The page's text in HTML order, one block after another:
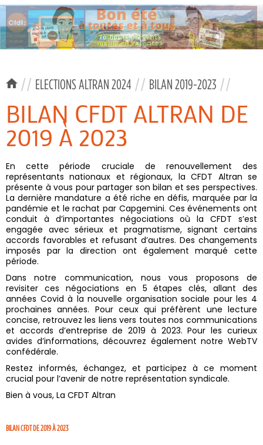
// ELECTIONS ALTRAN 2024 // BILAN 2019-2023 //
BILAN CFDT ALTRAN DE
2019 À 2023
En cette période cruciale de renouvellement des
représentants nationaux et régionaux, la CFDT Altran se
présente à vous pour partager son bilan et ses perspectives.
La dernière mandature a été riche en défis, marquée par la
pandémie et le rachat par Capgemini. Ces événements ont
conduit à d’importantes négociations où la CFDT s’est
engagée avec sérieux et pragmatisme, signant certains
accords favorables et refusant d’autres. Des changements
imposés par la direction ont également marqué cette
période.
Dans notre communication, nous vous proposons de
revisiter ces négociations en 5 étapes clés, allant des
années Covid à la nouvelle organisation sociale pour les 4
prochaines années. Pour ceux qui préfèrent une lecture
concise, retrouvez les liens vers toutes nos communications
et accords d’entreprise de 2019 à 2023. Pour les curieux
avides d’informations, découvrez également notre WebTV
confédérale.
Restez informés, échangez, et participez à ce moment
crucial pour l’avenir de notre représentation syndicale.
Bien à vous, La CFDT Altran
BILAN CFDT DE 2019 À 2023